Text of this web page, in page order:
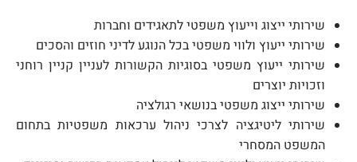
שירותי ייצוג וייעוץ משפטי לתאגידים וחברות
שירותי ייעוץ ולווי משפטי בכל הנוגע לדיני חוזים והסכים
שירותי ייעוץ משפטי בסוגיות הקשורות לעניין קניין רוחני
וזכויות יוצרים
שירותי ייצוג משפטי בנושאי רגולציה
שירותי ליטיגציה לצרכי ניהול ערכאות משפטיות בתחום
המשפט המסחרי